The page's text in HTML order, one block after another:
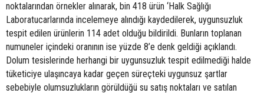
noktalarından örnekler alınarak, bin 418 ürün ‘Halk Sağlığı
Laboratucarlarında incelemeye alındığı kaydedilerek, uygunsuzluk
tespit edilen ürünlerin 114 adet olduğu bildirildi. Bunların toplanan
numuneler içindeki oranının ise yüzde 8’e denk geldiği açıklandı.
Dolum tesislerinde herhangi bir uygunsuzluk tespit edilmediği halde
tüketiciye ulaşıncaya kadar geçen süreçteki uygunsuz şartlar
sebebiyle olumsuzlukların görüldüğü su satış noktaları ve satılan